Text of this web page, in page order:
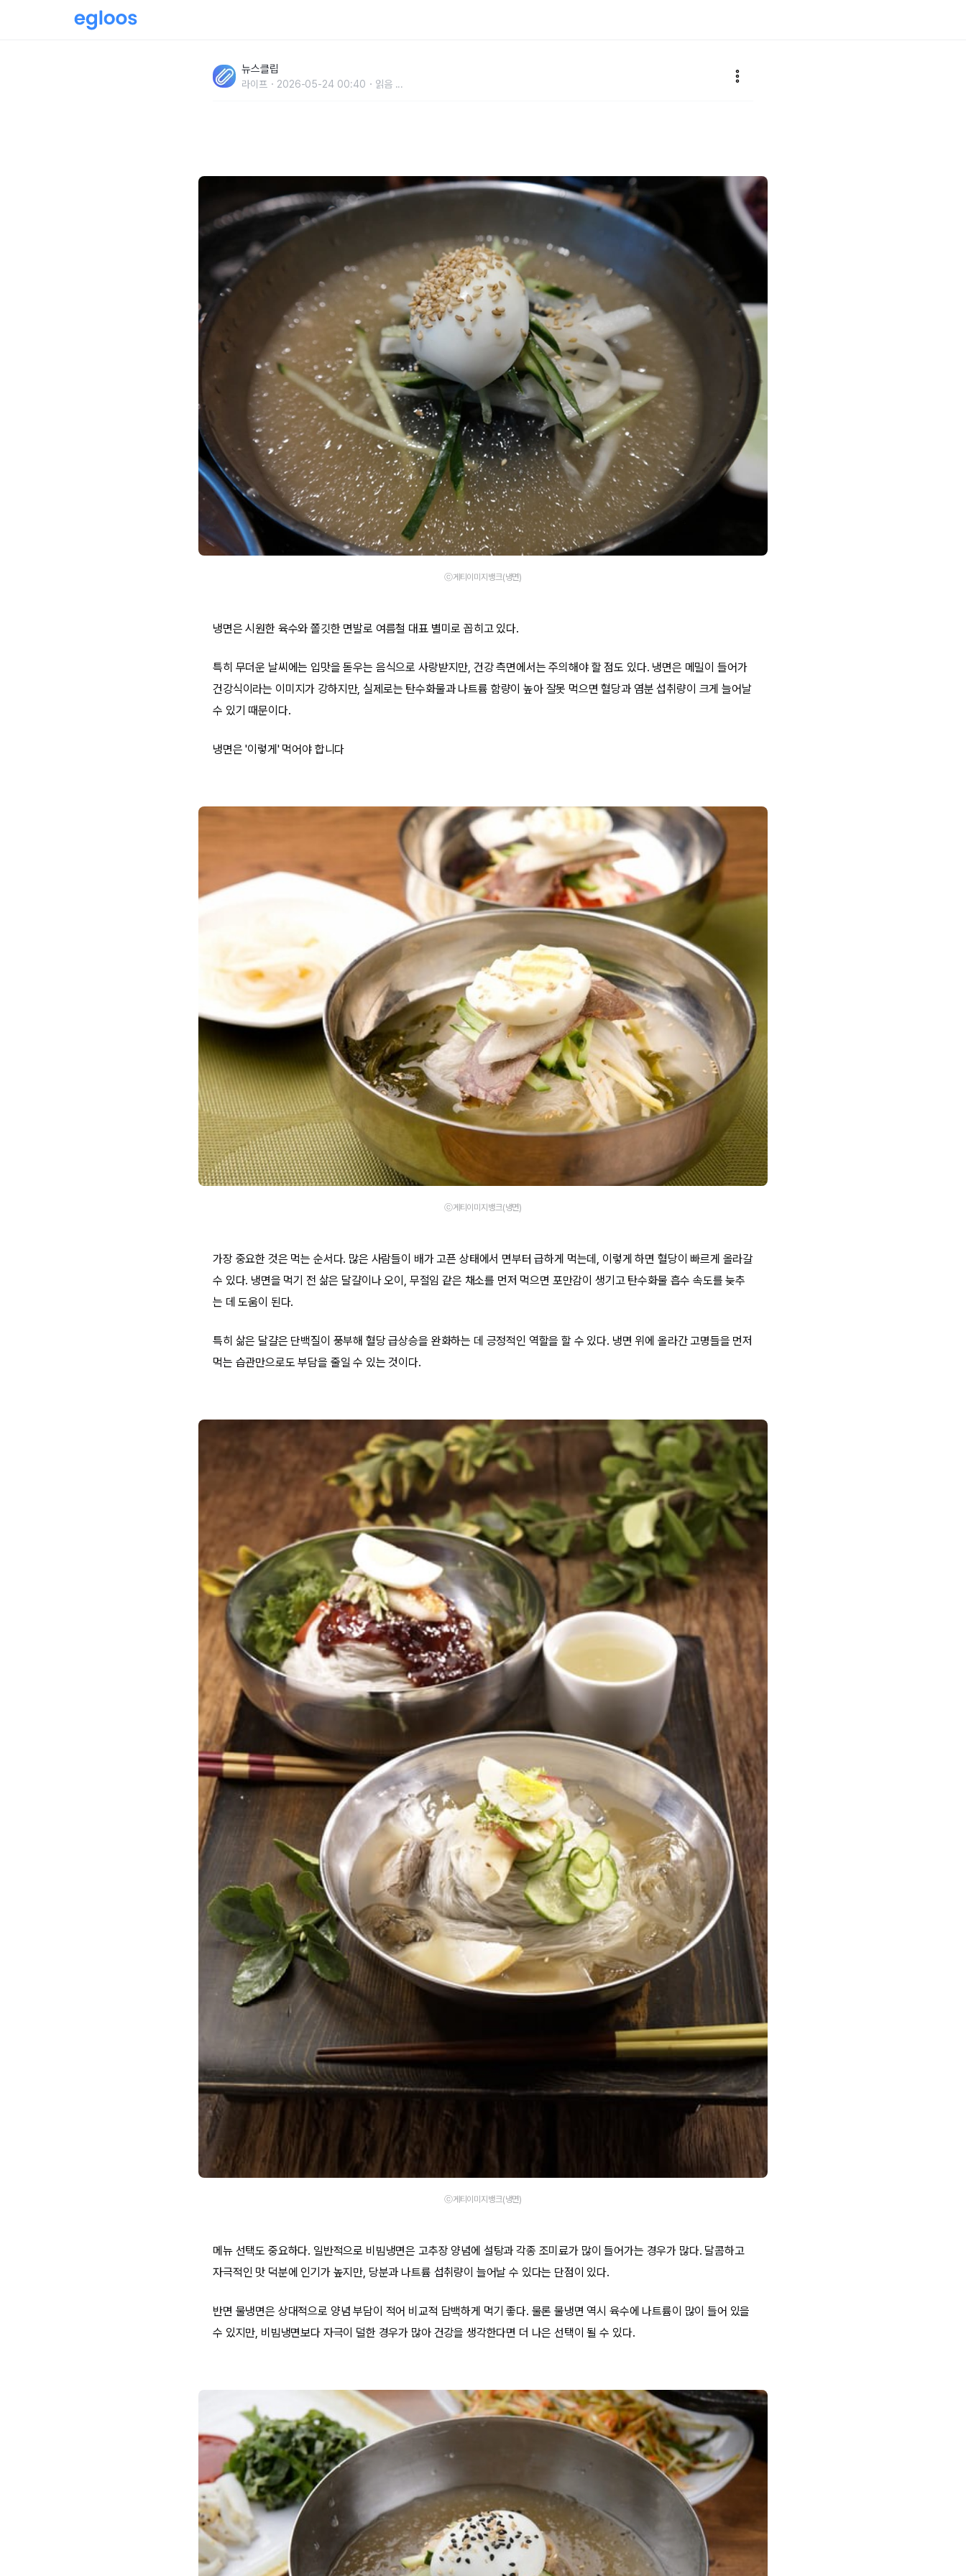
뉴스클립
라이프 2026-05-24 00:40 읽음 ...
ⓒ게티이미지뱅크(냉면)
냉면은 시원한 육수와 쫄깃한 면발로 여름철 대표 별미로 꼽히고 있다.
특히 무더운 날씨에는 입맛을 돋우는 음식으로 사랑받지만, 건강 측면에서는 주의해야 할 점도 있다. 냉면은 메밀이 들어가
건강식이라는 이미지가 강하지만, 실제로는 탄수화물과 나트륨 함량이 높아 잘못 먹으면 혈당과 염분 섭취량이 크게 늘어날
수 있기 때문이다.
냉면은 '이렇게' 먹어야 합니다
ⓒ게티이미지뱅크(냉면)
가장 중요한 것은 먹는 순서다. 많은 사람들이 배가 고픈 상태에서 면부터 급하게 먹는데, 이렇게 하면 혈당이 빠르게 올라갈
수 있다. 냉면을 먹기 전 삶은 달걀이나 오이, 무절임 같은 채소를 먼저 먹으면 포만감이 생기고 탄수화물 흡수 속도를 늦추
는 데 도움이 된다.
특히 삶은 달걀은 단백질이 풍부해 혈당 급상승을 완화하는 데 긍정적인 역할을 할 수 있다. 냉면 위에 올라간 고명들을 먼저
먹는 습관만으로도 부담을 줄일 수 있는 것이다.
ⓒ게티이미지뱅크(냉면)
메뉴 선택도 중요하다. 일반적으로 비빔냉면은 고추장 양념에 설탕과 각종 조미료가 많이 들어가는 경우가 많다. 달콤하고
자극적인 맛 덕분에 인기가 높지만, 당분과 나트륨 섭취량이 늘어날 수 있다는 단점이 있다.
반면 물냉면은 상대적으로 양념 부담이 적어 비교적 담백하게 먹기 좋다. 물론 물냉면 역시 육수에 나트륨이 많이 들어 있을
수 있지만, 비빔냉면보다 자극이 덜한 경우가 많아 건강을 생각한다면 더 나은 선택이 될 수 있다.